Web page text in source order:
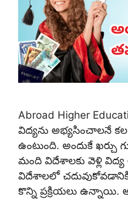
Abroad Higher
విద్యను అభ్యసించాలనే కల
ఉంటుంది. అందుకే
మంది విదేశాలకు వెళ్లి
విదేశాలలో
కొన్ని ప్రక్రియలు